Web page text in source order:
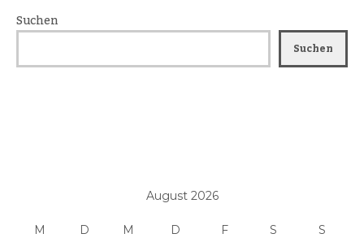
Suchen
Suchen
August 2026
M D M D F S S